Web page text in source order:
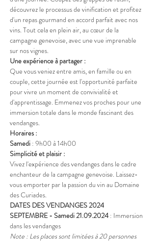
découvrez le processus de vinification et profitez
d'un repas gourmand en accord parfait avec nos
vins. Tout cela en plein air, au cœur de la
campagne genevoise, avec une vue imprenable
sur nos vignes.
Une expérience à partager :
Que vous veniez entre amis, en famille ou en
couple, cette journée est l'opportunité parfaite
pour vivre un moment de convivialité et
d'apprentissage. Emmenez vos proches pour une
immersion totale dans le monde fascinant des
vendanges.
Horaires :
Samedi : 9h00 à 14h00
Simplicité et plaisir :
Vivez l'expérience des vendanges dans le cadre
enchanteur de la campagne genevoise. Laissez-
vous emporter par la passion du vin au Domaine
des Curiades.
DATES DES VENDANGES 2024
SEPTEMBRE - Samedi 21.09.2024 : Immersion
dans les vendanges
Note : Les places sont limitées à 20 personnes